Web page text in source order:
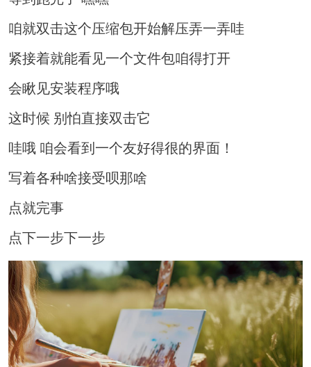
咱就双击这个压缩包开始解压弄一弄哇
紧接着就能看见一个文件包咱得打开
会瞅见安装程序哦
这时候 别怕直接双击它
哇哦 咱会看到一个友好得很的界面！
写着各种啥接受呗那啥
点就完事
点下一步下一步